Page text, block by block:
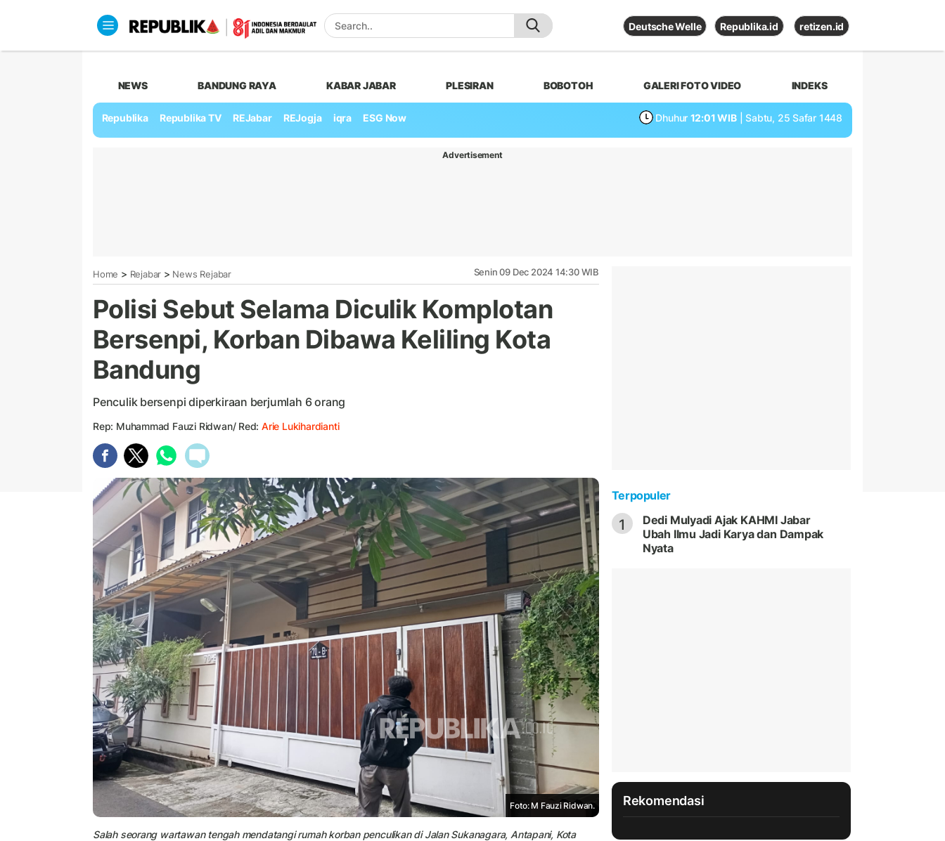
Deutsche Welle Republika.id retizen.id
NEWS BANDUNG RAYA KABAR JABAR PLESIRAN BOBOTOH GALERI FOTO VIDEO INDEKS
Republika Republika TV REJabar REJogja iqra ESG Now Dhuhur 12:01 WIB | Sabtu, 25 Safar 1448
Advertisement
Home > Rejabar > News Rejabar Senin 09 Dec 2024 14:30 WIB
Polisi Sebut Selama Diculik Komplotan
Bersenpi, Korban Dibawa Keliling Kota
Bandung
Penculik bersenpi diperkiraan berjumlah 6 orang
Rep: Muhammad Fauzi Ridwan/ Red:Arie Lukihardianti
Foto: M Fauzi Ridwan.
Salah seorang wartawan tengah mendatangi rumah korban penculikan di Jalan Sukanagara, Antapani, Kota
Terpopuler
1
Dedi Mulyadi Ajak KAHMI Jabar
Ubah Ilmu Jadi Karya dan Dampak
Nyata
Rekomendasi